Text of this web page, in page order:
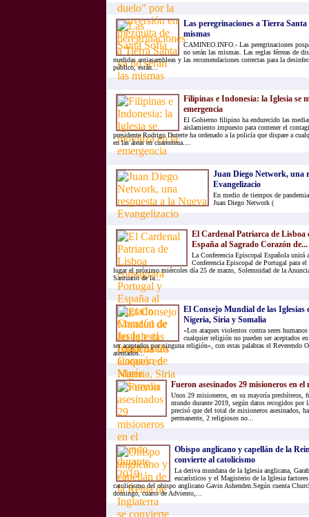
Las peregrinaciones a Tierra Santa
mismas
CAMINEO.INFO.- Las peregrinaciones
no serán las mismas. Las reglas férreas de
medidas antiasambleas y las recomendaciones correctas para la
público, están...
Filipinas e Indonesia: la Iglesia se
emergencia
El Gobierno filipino ha endurecido las
aislamiento impuesto para contener el
presidente Rodrigo Duterte ha ordenado a la policía que dispare a
en las áreas en cuarentena....
Juan Diego Network, una
Evangelizacio
En medio de tiempos de
Juan Diego Network (
El Cardenal Patriarca de Lisboa
España al Sagrado Corazón de...
La Conferencia Episcopal Española unirá
Conferencia Episcopal de Portugal para
lugar el próximo miércoles día 25 de marzo, Solemnidad de la
Santuario de la...
El Consejo Mundial de las Iglesias
Nigeria, Siria y Somalia
«Los ataques violentos contra seres
cualquier religión no pueden ser aceptados
ser aceptados por ninguna religión», con estas palabras el Reverendo
atentados...
Fueron asesinados 29 misioneros en
Unos 29 misioneros, en su mayoría presbíteros,
mundo durante 2019, según datos recogidos por
precisó que del total de misioneros asesinados,
permanente, 2 religiosos no...
Obispo anglicano y capellán de la
convierte al catolicismo
La deriva mundana de la Iglesia anglicana,
eucarísticos y el Magisterio de la Iglesia
catolicismo del obispo anglicano Gavin Ashenden.Según cuenta
domingo, cuarto de Adviento,...